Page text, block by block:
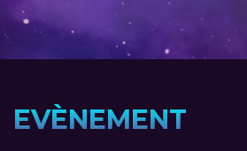
EVÈNEMENT